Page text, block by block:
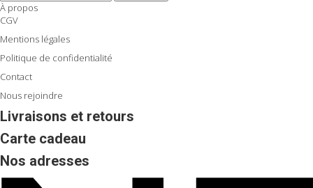
À propos
CGV
Mentions légales
Politique de confidentialité
Contact
Nous rejoindre
Livraisons et retours
Carte cadeau
Nos adresses